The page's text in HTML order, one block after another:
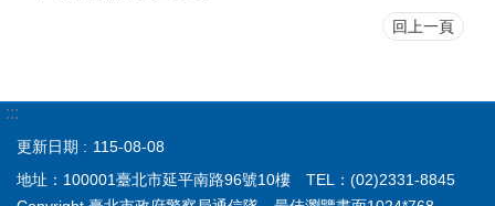
回上一頁
:::
更新日期
115-08-08
地址：100001臺北市延平南路96號10樓 TEL：(02)2331-8845